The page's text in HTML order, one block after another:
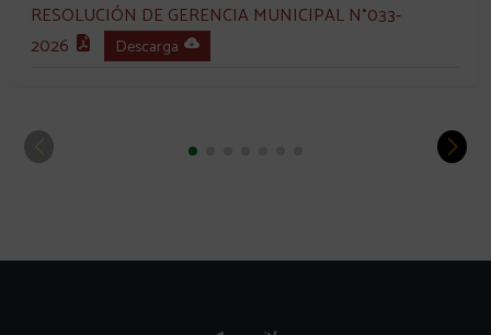
RESOLUCIÓN DE GERENCIA MUNICIPAL N°033-
2026
Descarga